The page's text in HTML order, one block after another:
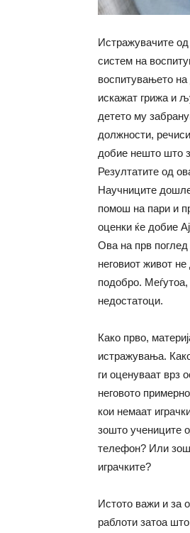
Истражувачите
систем на
воспитувањето
искажат грижа и
детето му
должности,
добие нешто што
Резултатите од
Научниците
помош на пари и
оценки ќе добие
Ова на прв
неговиот живот
подобро.
недостатоци.
Како прво,
истражувања.
ги оценуваат врз
неговото
кои немаат
зошто учениците
телефон? Или
играчките?
Истото важи и за
раблоти затоа